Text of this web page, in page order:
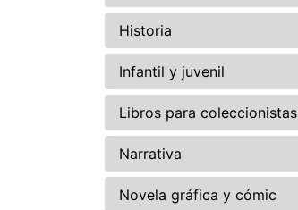
Historia
Infantil y juvenil
Libros para coleccionistas
Narrativa
Novela gráfica y cómic